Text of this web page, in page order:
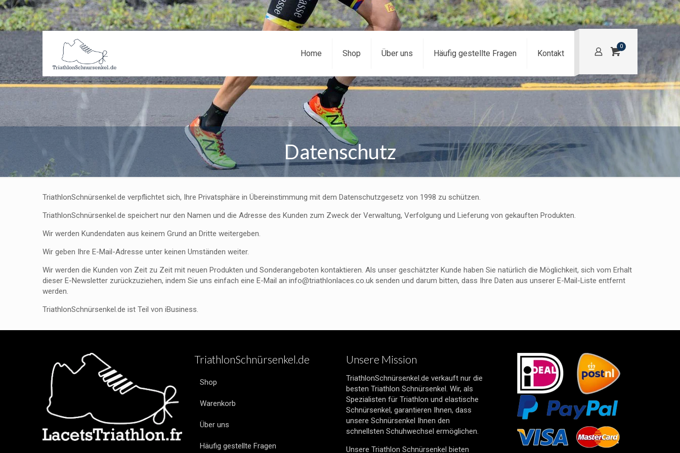
Home Shop Über uns Häufig gestellte Fragen Kontakt
0
Datenschutz
TriathlonSchnürsenkel.de verpflichtet sich, Ihre Privatsphäre in Übereinstimmung mit dem Datenschutzgesetz von 1998 zu schützen.
TriathlonSchnürsenkel.de speichert nur den Namen und die Adresse des Kunden zum Zweck der Verwaltung, Verfolgung und Lieferung von gekauften Produkten.
Wir werden Kundendaten aus keinem Grund an Dritte weitergeben.
Wir geben Ihre E-Mail-Adresse unter keinen Umständen weiter.
Wir werden die Kunden von Zeit zu Zeit mit neuen Produkten und Sonderangeboten kontaktieren. Als unser geschätzter Kunde haben Sie natürlich die Möglichkeit, sich vom Erhalt
dieser E-Newsletter zurückzuziehen, indem Sie uns einfach eine E-Mail an info@triathlonlaces.co.uk senden und darum bitten, dass Ihre Daten aus unserer E-Mail-Liste entfernt
werden.
TriathlonSchnürsenkel.de ist Teil von iBusiness.
TriathlonSchnürsenkel.de
Shop
Warenkorb
Über uns
Häufig gestellte Fragen
Unsere Mission
TriathlonSchnürsenkel.de verkauft nur die
besten Triathlon Schnürsenkel. Wir, als
Spezialisten für Triathlon und elastische
Schnürsenkel, garantieren Ihnen, dass
unsere Schnürsenkel Ihnen den
schnellsten Schuhwechsel ermöglichen.
Unsere Triathlon Schnürsenkel bieten